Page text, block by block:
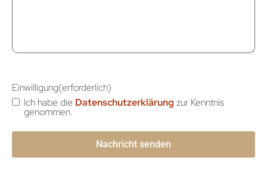
Einwilligung(erforderlich)
Ich habe die Datenschutzerklärung zur Kenntnis
genommen.